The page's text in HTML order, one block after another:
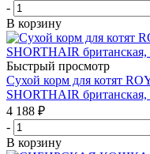
-
В корзину
Быстрый просмотр
Сухой корм для котят
SHORTHAIR британская,
4 188 ₽
-
В корзину